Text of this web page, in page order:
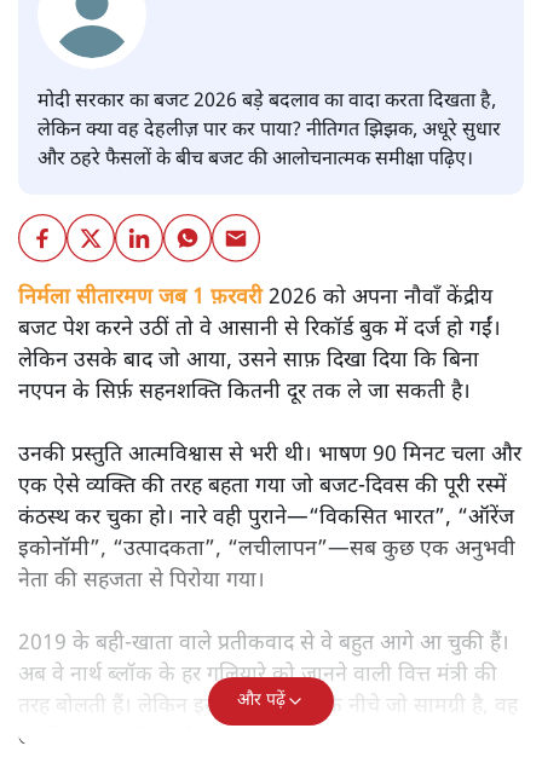
मोदी सरकार का बजट 2026 बड़े बदलाव का वादा करता दिखता है,
लेकिन क्या वह देहलीज़ पार कर पाया? नीतिगत झिझक, अधूरे सुधार
और ठहरे फैसलों के बीच बजट की आलोचनात्मक समीक्षा पढ़िए।
निर्मला सीतारमण जब 1 फ़रवरी2026 को अपना नौवाँ केंद्रीय
बजट पेश करने उठीं तो वे आसानी से रिकॉर्ड बुक में दर्ज हो गईं।
लेकिन उसके बाद जो आया, उसने साफ़ दिखा दिया कि बिना
नएपन के सिर्फ़ सहनशक्ति कितनी दूर तक ले जा सकती है।
उनकी प्रस्तुति आत्मविश्वास से भरी थी। भाषण 90 मिनट चला और
एक ऐसे व्यक्ति की तरह बहता गया जो बजट‑दिवस की पूरी रस्में
कंठस्थ कर चुका हो। नारे वही पुराने—“विकसित भारत”, “ऑरेंज
इकोनॉमी”, “उत्पादकता”, “लचीलापन”—सब कुछ एक अनुभवी
नेता की सहजता से पिरोया गया।
2019 के बही‑खाता वाले प्रतीकवाद से वे बहुत आगे आ चुकी हैं।
अब वे नार्थ ब्लॉक के हर गलियारे को जानने वाली वित्त मंत्री की
तरह बोलती हैं। लेकिन इस आत्मविश्वास के नीचे जो सामग्री है, वह
उतनी ही अनुमानित और दोहराव भरी।
और पढ़ें